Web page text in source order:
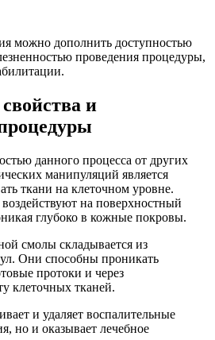
можно дополнить доступностью
проведения процедуры,
и
данного процесса от других
манипуляций является
ткани на клеточном уровне.
на поверхностный
глубоко в кожные покровы.
смолы складывается из
Они способны проникать
протоки и через
клеточных тканей.
и удаляет воспалительные
но и оказывает лечебное